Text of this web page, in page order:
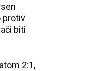
protiv
biti
2:1,